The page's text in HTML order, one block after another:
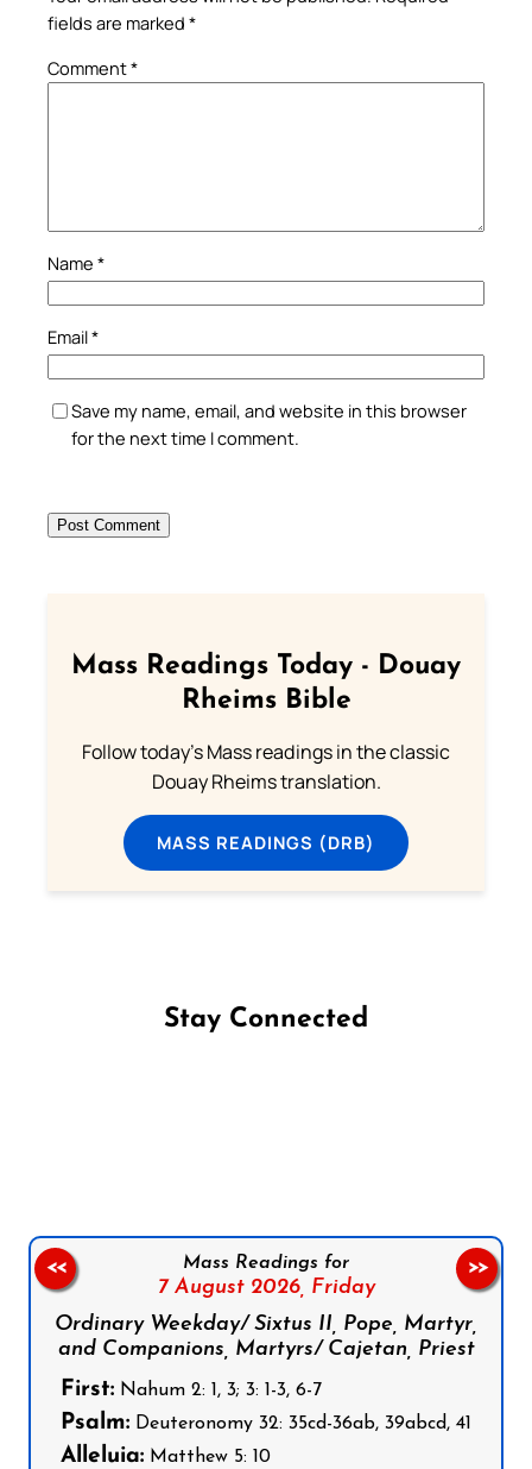
fields are marked *
Comment*
Name *
Email*
Save my name, email, and website in this browser
for the next time I comment.
Mass Readings Today - Douay
Rheims Bible
Follow today's Mass readings in the classic
Douay Rheims translation.
MASS READINGS (DRB)
Stay Connected
Mass Readings for
7 August 2026, Friday
Ordinary Weekday/ Sixtus II, Pope, Martyr,
and Companions, Martyrs/ Cajetan, Priest
First: Nahum 2: 1, 3; 3: 1-3, 6-7
Psalm: Deuteronomy 32: 35cd-36ab, 39abcd, 41
Alleluia: Matthew 5: 10
<< >>